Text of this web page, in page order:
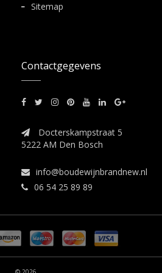
Sitemap
Contactgegevens
Docterskampstraat 5
5222 AM Den Bosch
info@boudewijnbrandnew.nl
06 54 25 89 89